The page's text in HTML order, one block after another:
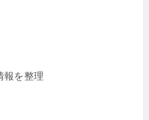
を整理